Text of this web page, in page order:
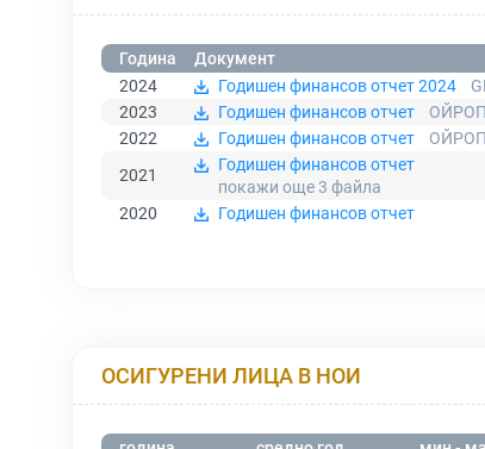
Година
Документ
2024
Годишен финансов отчет 2024
2023
Годишен финансов отчет
2022
Годишен финансов отчет
2021
Годишен финансов отчет
покажи още 3 файла
2020
Годишен финансов отчет
ОСИГУРЕНИ ЛИЦА В НОИ